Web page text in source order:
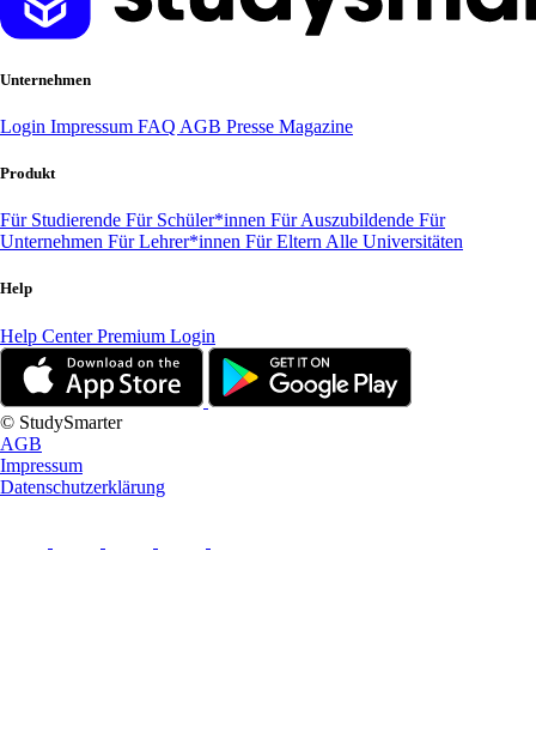
Unternehmen
Login Impressum FAQ AGB Presse Magazine
Produkt
Für Studierende Für Schüler*innen Für Auszubildende Für
Unternehmen Für Lehrer*innen Für Eltern Alle Universitäten
Help
Help CenterPremium Login
© StudySmarter
AGB
Impressum
Datenschutzerklärung